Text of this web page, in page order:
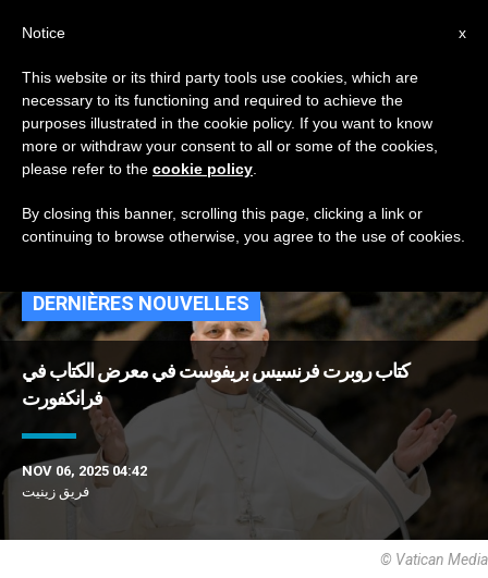
TAG
Posts Tagged ‘رهبنة
القدّيس أغسطينوس’
DERNIÈRES NOUVELLES
كتاب روبرت فرنسيس بريفوست في معرض الكتاب في
فرانكفورت
NOV 06, 2025 04:42
فريق زينيت
© Vatican Media
x
Notice
This website or its third party tools use cookies, which are
necessary to its functioning and required to achieve the
purposes illustrated in the cookie policy. If you want to know
more or withdraw your consent to all or some of the cookies,
please refer to the cookie policy
By closing this banner, scrolling this page, clicking a link or
continuing to browse otherwise, you agree to the use of cookies.